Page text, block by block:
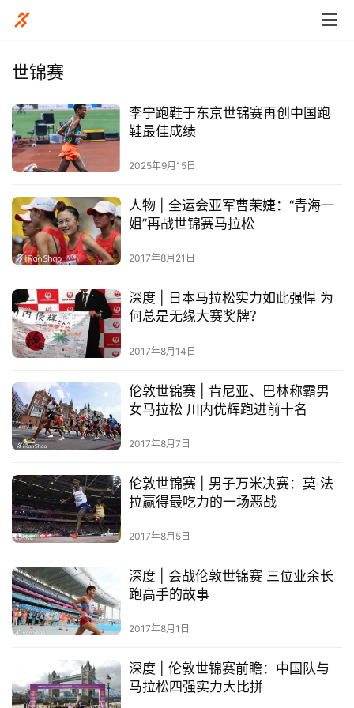
比
赛
观
装
备
训
练
视
用
户
世锦赛
李宁跑鞋于东京世锦赛再创中国跑
鞋最佳成绩
2025年9月15日
人物 | 全运会亚军曹茉婕：“青海一
姐”再战世锦赛马拉松
2017年8月21日
深度 | 日本马拉松实力如此强悍 为
何总是无缘大赛奖牌？
2017年8月14日
伦敦世锦赛 | 肯尼亚、巴林称霸男
女马拉松 川内优辉跑进前十名
2017年8月7日
伦敦世锦赛 | 男子万米决赛：莫·法
拉赢得最吃力的一场恶战
2017年8月5日
深度 | 会战伦敦世锦赛 三位业余长
跑高手的故事
2017年8月1日
深度 | 伦敦世锦赛前瞻：中国队与
马拉松四强实力大比拼